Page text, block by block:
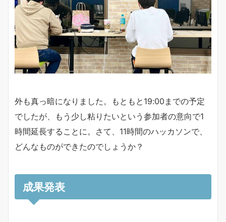
外も真っ暗になりました。もともと19:00までの予定
でしたが、もう少し粘りたいという参加者の意向で1
時間延長することに。さて、11時間のハッカソンで、
どんなものができたのでしょうか？
成果発表